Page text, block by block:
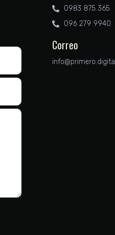
0983 875 365
096 279 9940
Correo
info@primero.digital